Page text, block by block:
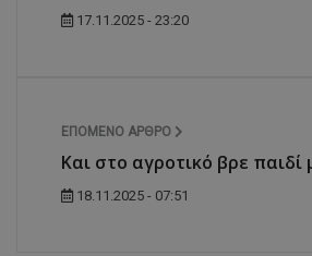
17.11.2025 - 23:20
ΕΠΌΜΕΝΟ ΆΡΘΡΟ
Και στο αγροτικό βρε παιδί
18.11.2025 - 07:51